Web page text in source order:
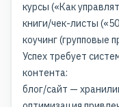
курсы («Как
книги/чек-листы
коучинг (групповые
Успех требует
контента:
блог/сайт —